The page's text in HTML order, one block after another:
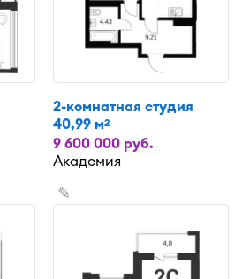
2-комнатная студия
40,99 м2
9 600 000 руб.
Академия
✎